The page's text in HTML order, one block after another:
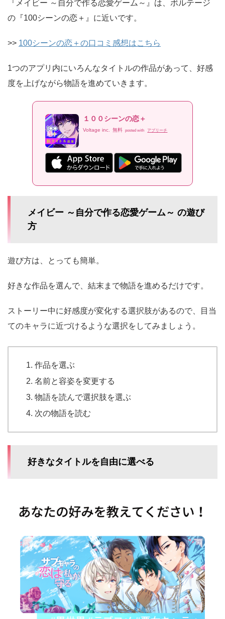
『メイビー ～自分で作る恋愛ゲーム～』は、ボルテージ
の『100シーンの恋＋』に近いです。
>> 100シーンの恋＋の口コミ感想はこちら
1つのアプリ内にいろんなタイトルの作品があって、好感
度を上げながら物語を進めていきます。
１００シーンの恋＋
Voltage inc. 無料 posted with アプリーチ
メイビー ～自分で作る恋愛ゲーム～ の遊び
方
遊び方は、とっても簡単。
好きな作品を選んで、結末まで物語を進めるだけです。
ストーリー中に好感度が変化する選択肢があるので、目当
てのキャラに近づけるような選択をしてみましょう。
作品を選ぶ
名前と容姿を変更する
物語を読んで選択肢を選ぶ
次の物語を読む
好きなタイトルを自由に選べる